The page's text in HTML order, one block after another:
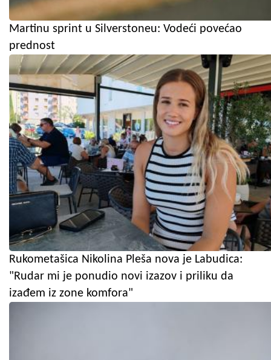
Martinu sprint u Silverstoneu: Vodeći povećao
prednost
Rukometašica Nikolina Pleša nova je Labudica:
"Rudar mi je ponudio novi izazov i priliku da
izađem iz zone komfora"